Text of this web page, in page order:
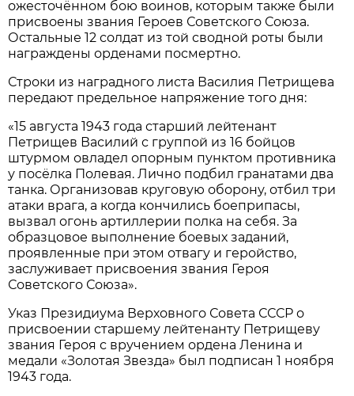
ожесточённом бою воинов, которым также были
присвоены звания Героев Советского Союза.
Остальные 12 солдат из той сводной роты были
награждены орденами посмертно.
Строки из наградного листа Василия Петрищева
передают предельное напряжение того дня:
«15 августа 1943 года старший лейтенант
Петрищев Василий с группой из 16 бойцов
штурмом овладел опорным пунктом противника
у посёлка Полевая. Лично подбил гранатами два
танка. Организовав круговую оборону, отбил три
атаки врага, а когда кончились боеприпасы,
вызвал огонь артиллерии полка на себя. За
образцовое выполнение боевых заданий,
проявленные при этом отвагу и геройство,
заслуживает присвоения звания Героя
Советского Союза».
Указ Президиума Верховного Совета СССР о
присвоении старшему лейтенанту Петрищеву
звания Героя с вручением ордена Ленина и
медали «Золотая Звезда» был подписан 1 ноября
1943 года.